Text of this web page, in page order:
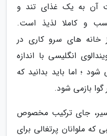
آن به یک غذای تند و
و کاملا لذیذ است.
خانه های سرو کاری در
انگلیسی با اندازه
؛ اما باید بدانید که
بازمی شود.
جای ترکیب مخصوص
که ملوانان پرتغالی برای